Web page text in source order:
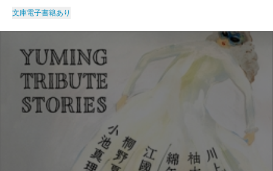
文庫電子書籍あり